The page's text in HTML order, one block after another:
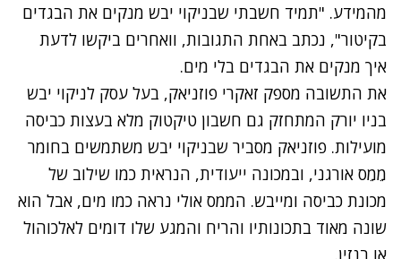
מהמידע. "תמיד חשבתי שבניקוי יבש מנקים את הבגדים
בקיטור", נכתב באחת התגובות, וואחרים ביקשו לדעת
איך מנקים את הבגדים בלי מים.
את התשובה מספק זאקרי פוזניאק, בעל עסק לניקוי יבש
בניו יורק המתחזק גם חשבון טיקטוק מלא בעצות כביסה
מועילות. פוזניאק מסביר שבניקוי יבש משתמשים בחומר
מֵמֵס אורגני, ובמכונה ייעודית, הנראית כמו שילוב של
מכונת כביסה ומייבש. הממס אולי נראה כמו מים, אבל הוא
שונה מאוד בתכונותיו והריח והמגע שלו דומים לאלכוהול
או בנזין.